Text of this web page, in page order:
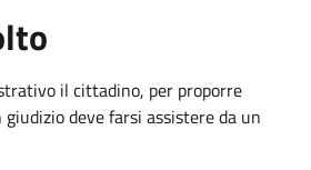
il cittadino, per proporre
deve farsi assistere da un